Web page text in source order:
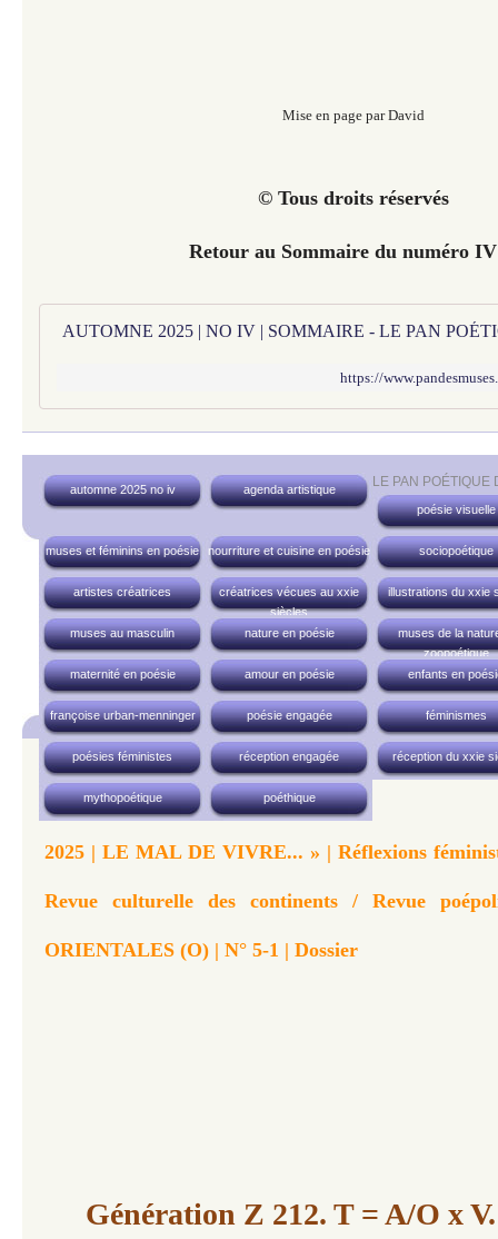
Mise en page par David
© Tous droits réservés
Retour au Sommaire du numéro
AUTOMNE 2025 | NO IV | SOMMAIRE - LE PAN
https://
LE PAN POÉTIQUE
automne 2025 no iv
agenda artistique
poésie visuelle
muses et féminins en poésie nourriture et cuisine en poésie sociopoétique
artistes créatrices
créatrices vécues au xxie
siècles
illustrations du xxie
muses au masculin nature en poésie
muses de la
zoopoétique
maternité en poésie
amour en poésie enfants en
françoise urban-menninger poésie engagée féminismes
poésies féministes réception engagée réception du xxie
mythopoétique poéthique
2025 | LE MAL DE VIVRE... » | Réflexions
Revue culturelle des continents / Revue
ORIENTALES (O) | N° 5-1 | Dossier
Génération Z 212. T = A/O x